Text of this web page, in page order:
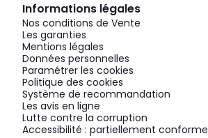
Informations légales
Nos conditions de Vente
Les garanties
Mentions légales
Données personnelles
Paramétrer les cookies
Politique des cookies
Système de recommandation
Les avis en ligne
Lutte contre la corruption
Accessibilité : partiellement conforme